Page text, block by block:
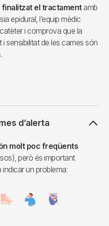
finalitzat el tractamentamb
epidural, l’equip mèdic
i comprova que la
i sensibilitat de les cames són
d’alerta
molt poc freqüents
però és important
un problema: